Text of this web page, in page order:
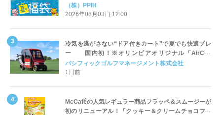
「夏福袋」＆セール 8月6日(木)より順次スタート
（株）PPIH
2026年08月03日 12:00
冷気を逃がさない“ドア付きカート”で夏でも快適プレ
ー 国内初！※オリンピアオリジナル「AirCon
Cart（エアコンカート）」導入 | ＰＧＭ
パシフィックゴルフマネージメント株式会社
1日前
McCaféの人気レギュラー商品フラッペ＆スムージーが
初のリニューアル！「クッキー＆クリームチョコフラ